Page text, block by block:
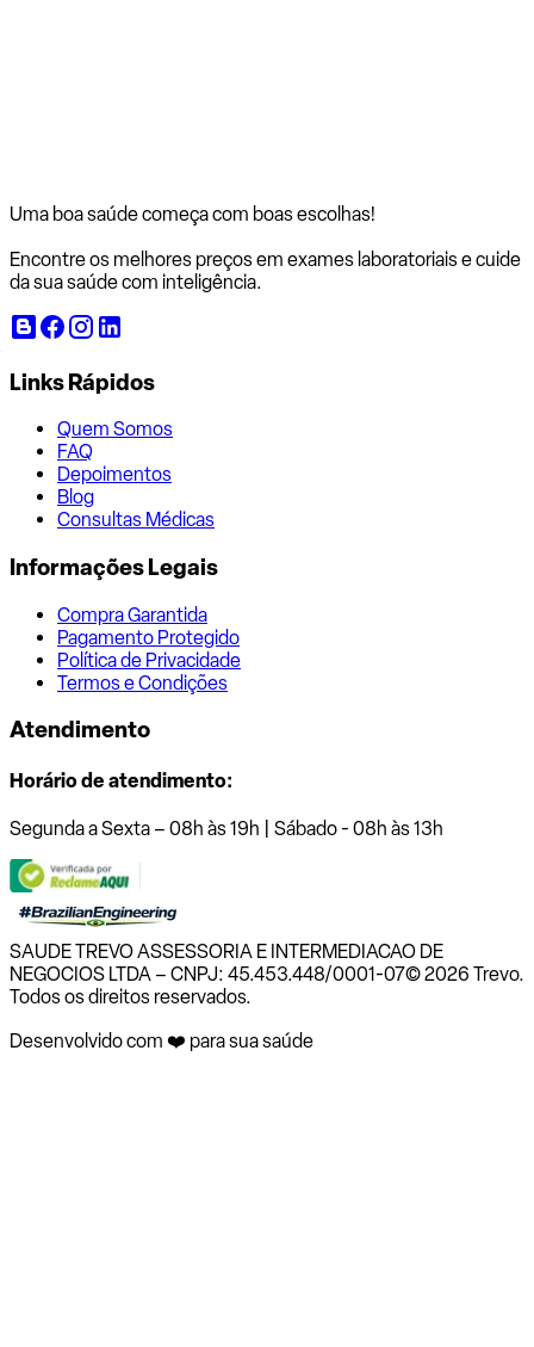
Uma boa saúde começa com boas escolhas!
Encontre os melhores preços em exames laboratoriais e cuide
da sua saúde com inteligência.
Links Rápidos
Quem Somos
FAQ
Depoimentos
Blog
Consultas Médicas
Informações Legais
Compra Garantida
Pagamento Protegido
Política de Privacidade
Termos e Condições
Atendimento
Horário de atendimento:
Segunda a Sexta – 08h às 19h | Sábado - 08h às 13h
SAUDE TREVO ASSESSORIA E INTERMEDIACAO DE
NEGOCIOS LTDA – CNPJ: 45.453.448/0001-07© 2026 Trevo.
Todos os direitos reservados.
Desenvolvido com ❤️ para sua saúde